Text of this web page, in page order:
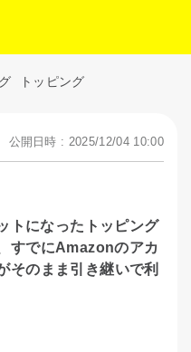
トッピング
公開日時 : 2025/12/04 10:00
トになったトッピング
すでにAmazonのアカ
そのまま引き継いで利